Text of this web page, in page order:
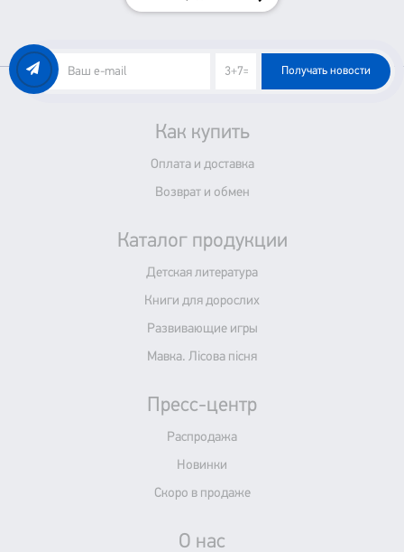
Получать новости
Как купить
Оплата и доставка
Возврат и обмен
Каталог продукции
Детская литература
Книги для дорослих
Развивающие игры
Мавка. Лісова пісня
Пресс-центр
Распродажа
Новинки
Скоро в продаже
О нас